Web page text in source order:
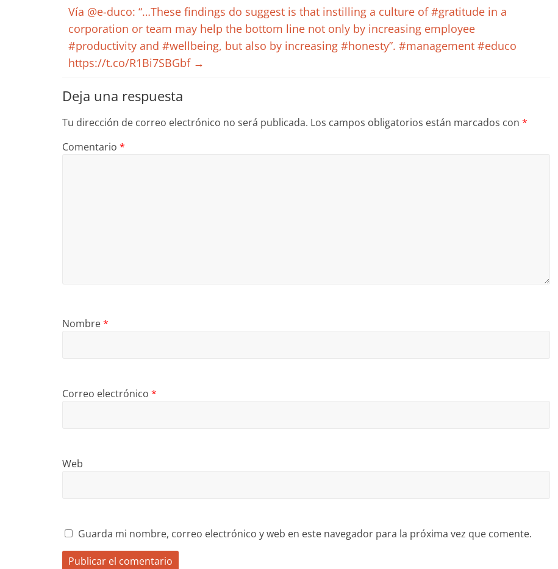
Vía @e-duco: “…These findings do suggest is that instilling a culture of #gratitude in a
corporation or team may help the bottom line not only by increasing employee
#productivity and #wellbeing, but also by increasing #honesty”. #management #educo
https://t.co/R1Bi7SBGbf →
Deja una respuesta
Tu dirección de correo electrónico no será publicada. Los campos obligatorios están marcados con *
Comentario *
Nombre*
Correo electrónico *
Web
Guarda mi nombre, correo electrónico y web en este navegador para la próxima vez que comente.